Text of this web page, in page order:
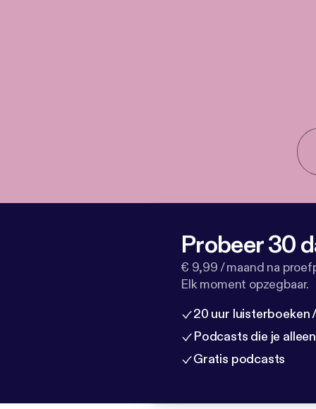
Probeer 30
€ 9,99 / maand na
Elk moment opzegbaar.
20 uur luisterboeken
Podcasts die je
Gratis podcasts